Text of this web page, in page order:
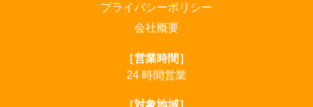
プライバシーポリシー
会社概要
［営業時間］
24 時間営業
［対象地域］